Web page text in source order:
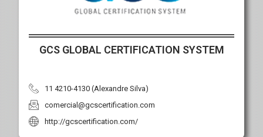
GCS GLOBAL CERTIFICATION SYSTEM
11 4210-4130 (Alexandre Silva)
comercial@gcscertification.com
http://gcscertification.com/